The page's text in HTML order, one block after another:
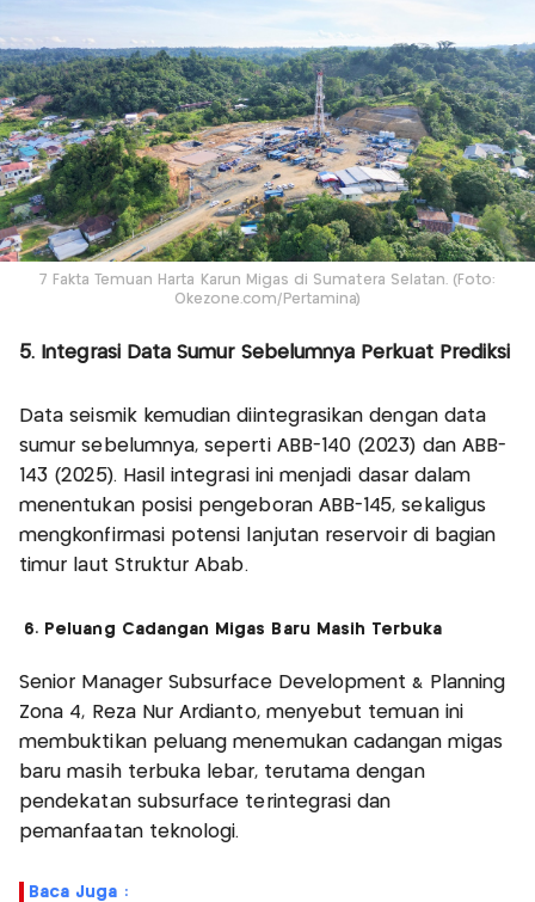
7 Fakta Temuan Harta Karun Migas di Sumatera Selatan. (Foto:
Okezone.com/Pertamina)
5. Integrasi Data Sumur Sebelumnya Perkuat Prediksi
Data seismik kemudian diintegrasikan dengan data
sumur sebelumnya, seperti ABB-140 (2023) dan ABB-
143 (2025). Hasil integrasi ini menjadi dasar dalam
menentukan posisi pengeboran ABB-145, sekaligus
mengkonfirmasi potensi lanjutan reservoir di bagian
timur laut Struktur Abab.
6. Peluang Cadangan Migas Baru Masih Terbuka
Senior Manager Subsurface Development & Planning
Zona 4, Reza Nur Ardianto, menyebut temuan ini
membuktikan peluang menemukan cadangan migas
baru masih terbuka lebar, terutama dengan
pendekatan subsurface terintegrasi dan
pemanfaatan teknologi.
Baca Juga :